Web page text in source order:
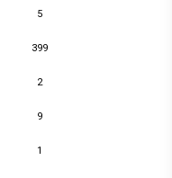
5
399
2
9
1